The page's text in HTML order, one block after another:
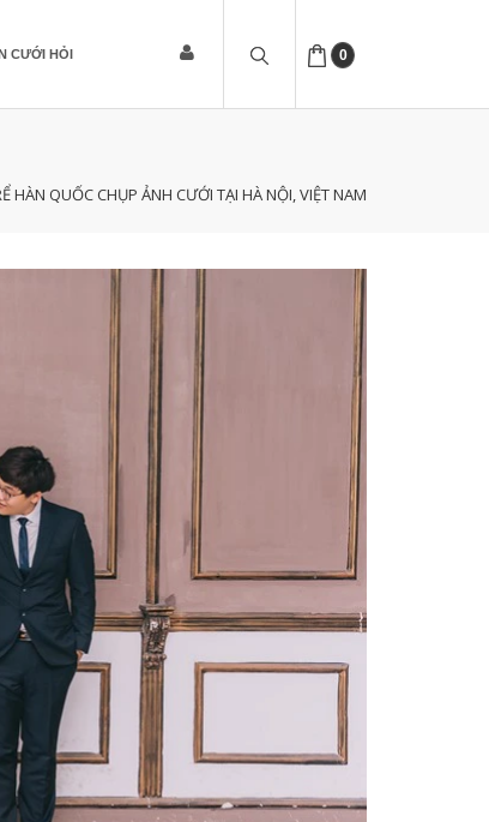
0
CƯỚI HỎI
HÀN QUỐC CHỤP ẢNH CƯỚI TẠI HÀ NỘI, VIỆT NAM